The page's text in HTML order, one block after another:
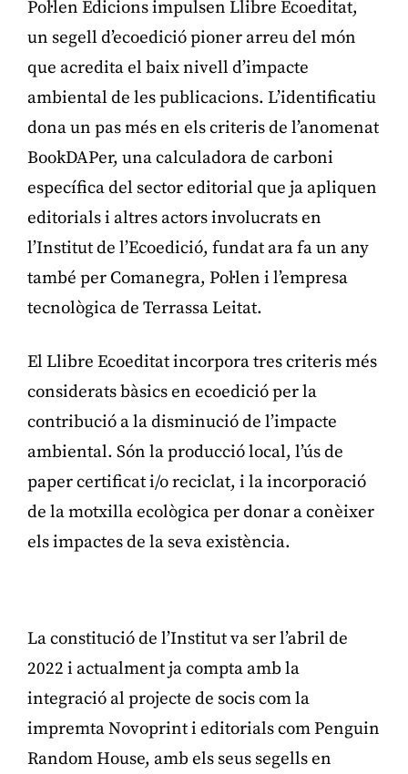
Pol·len Edicions impulsen Llibre Ecoeditat,
un segell d’ecoedició pioner arreu del món
que acredita el baix nivell d’impacte
ambiental de les publicacions. L’identificatiu
dona un pas més en els criteris de l’anomenat
BookDAPer, una calculadora de carboni
específica del sector editorial que ja apliquen
editorials i altres actors involucrats en
l’Institut de l’Ecoedició, fundat ara fa un any
també per Comanegra, Pol·len i l’empresa
tecnològica de Terrassa Leitat.
El Llibre Ecoeditat incorpora tres criteris més
considerats bàsics en ecoedició per la
contribució a la disminució de l’impacte
ambiental. Són la producció local, l’ús de
paper certificat i/o reciclat, i la incorporació
de la motxilla ecològica per donar a conèixer
els impactes de la seva existència.
La constitució de l’Institut va ser l’abril de
2022 i actualment ja compta amb la
integració al projecte de socis com la
impremta Novoprint i editorials com Penguin
Random House, amb els seus segells en